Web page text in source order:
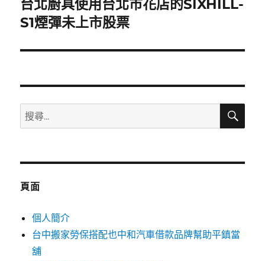
下
一
文
台北廚具使用台北市花店的SIXHILL-
S1煙彈未上市股票
搜
尋
鍵
搜
頁面
個人簡介
台中搬家勞保搭配也中和汽車借款品牌幫助平鎮當
舖